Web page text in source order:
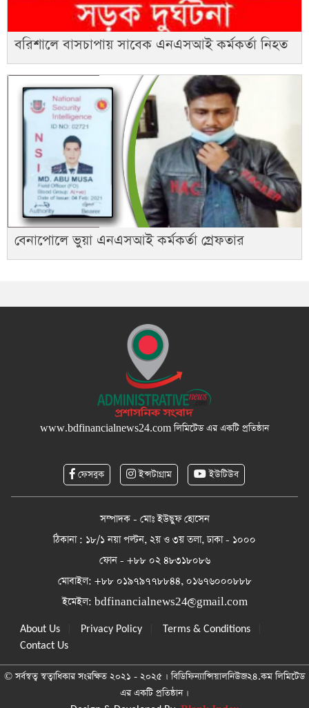
বরিশালে বাসচাপায় সাবেক এনএসআই কর্মকর্তা নিহত
বেনাপোলে ভুয়া এনএসআই কর্মকর্তা গ্রেফতার
www.bdfinancialnews24.comলিমিটেড এর একটি প্রতিষ্ঠান
ফেসবুক ইন্সটাগ্রাম ইউটিউব
সম্পাদক - মোঃ ইউছুফ হোসেন
ঠিকানা : ১৮/১ নয়া পল্টন, ২য় ও ৩য় তলা, ঢাকা - ১০০০
ফোন - +৮৮ ০২ ৪৮৩১৮০৮৬
মোবাইল: +৮৮ ০১৯৭৯৭৭৮৮৪৪, ০১৬৭৬০০০৮৮৮
ইমেইল: bdfinancialnews24@gmail.com
About Us Privacy Policy Terms & Conditions
Contact Us
© সর্বস্বত্ব স্বত্বাধিকার সংরক্ষিত ২০২১ - ২০২৫ । বিডিফিন্যান্সিয়ালনিউজ২৪.কম লিমিটেড
এর একটি প্রতিষ্ঠান ।